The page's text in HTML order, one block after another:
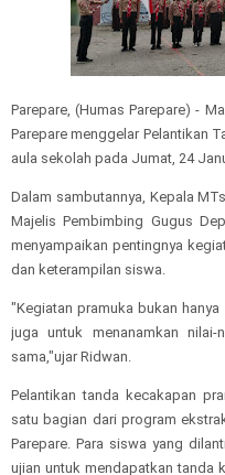
Parepare, (Humas Parepare) -
Parepare menggelar Pelantikan
aula sekolah pada Jumat, 24
Dalam sambutannya, Kepala
Majelis Pembimbing Gugus
menyampaikan pentingnya
dan keterampilan siswa.
"Kegiatan pramuka bukan
juga untuk menanamkan
sama,"ujar Ridwan.
Pelantikan tanda kecakapan
satu bagian dari program
Parepare. Para siswa yang
ujian untuk mendapatkan tanda